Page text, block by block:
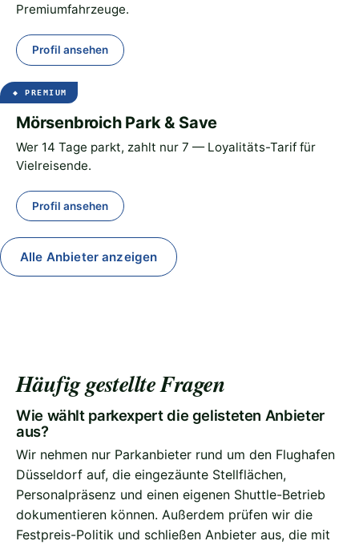
Premiumfahrzeuge.
Profil ansehen
Mörsenbroich Park & Save
Wer 14 Tage parkt, zahlt nur 7 — Loyalitäts-Tarif für
Vielreisende.
Profil ansehen
Alle Anbieter anzeigen
Häufig gestellte Fragen
Wie wählt parkexpert die gelisteten Anbieter
aus?
Wir nehmen nur Parkanbieter rund um den Flughafen
Düsseldorf auf, die eingezäunte Stellflächen,
Personalpräsenz und einen eigenen Shuttle-Betrieb
dokumentieren können. Außerdem prüfen wir die
Festpreis-Politik und schließen Anbieter aus, die mit